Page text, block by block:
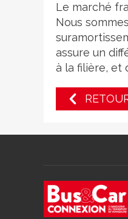
Le marché
Nous
assure un
à la filière, et